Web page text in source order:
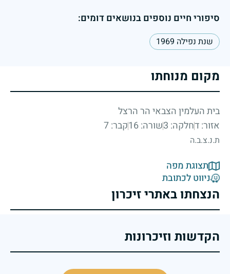
סיפורי חיים נוספים בנושאים דומים:
שנת נפילה 1969
מקום מנוחתו
בית העלמין הצבאי הר הרצל
אזור: דחלקה: 3 שורה: 16 קבר: 7
ת.נ.צ.ב.ה
תצוגת מפה
ניווט לכתובת
הנצחתו באתרי זיכרון
הקדשות וזיכרונות